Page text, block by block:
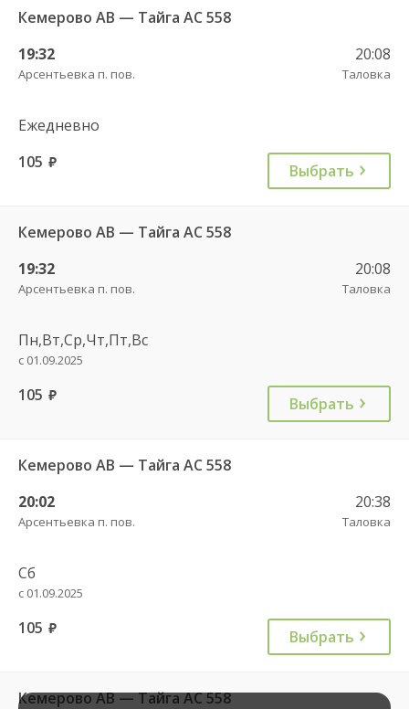
Кемерово АВ — Тайга АС 558
19:32
Арсентьевка п. пов.
20:08
Таловка
Ежедневно
105 руб. Выбрать
Кемерово АВ — Тайга АС 558
19:32
Арсентьевка п. пов.
20:08
Таловка
Пн,Вт,Ср,Чт,Пт,Вс
с 01.09.2025
105 руб. Выбрать
Кемерово АВ — Тайга АС 558
20:02
Арсентьевка п. пов.
20:38
Таловка
Сб
с 01.09.2025
105 руб. Выбрать
Кемерово АВ — Тайга АС 558